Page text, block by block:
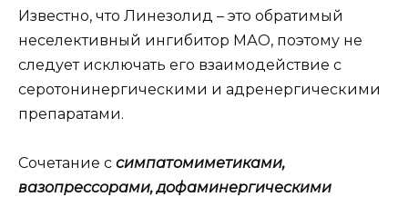
Известно, что Линезолид – это обратимый
неселективный ингибитор МАО, поэтому не
следует исключать его взаимодействие с
серотонинергическими и адренергическими
препаратами.
Сочетание с симпатомиметиками,
вазопрессорами, дофаминергическими